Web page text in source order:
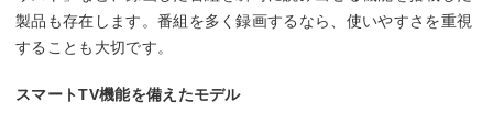
製品も存在します。番組を多く録画するなら、使いやすさを重視
することも大切です。
スマートTV機能を備えたモデル